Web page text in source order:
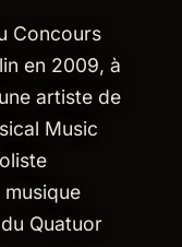
Concours
en 2009, à
artiste de
Music
Quatuor